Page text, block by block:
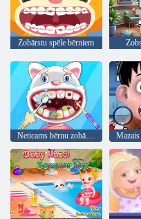
Zobārstu spēle bērniem
Neticams bērnu zobārsts